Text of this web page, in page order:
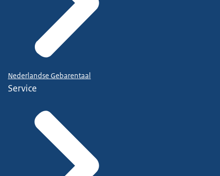
Nederlandse Gebarentaal
Service